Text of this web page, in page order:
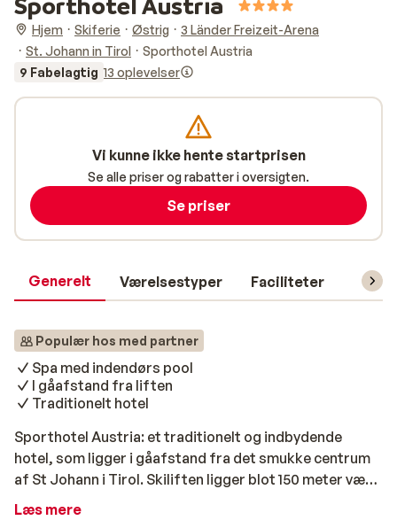
Hjem Skiferie Østrig
3 Länder Freizeit-Arena
St. Johann in Tirol
Sporthotel Austria
9 Fabelagtig 13 oplevelser
Generelt Værelsestyper Faciliteter
Populær hos med partner
Spa med indendørs pool
I gåafstand fra liften
Traditionelt hotel
Sporthotel Austria: et traditionelt og indbydende
hotel, som ligger i gåafstand fra det smukke centrum
af St Johann i Tirol. Skiliften ligger blot 150 meter væk.
Samtlige værelser er smukt indrettede og har eget
Læs mere
Vi kunne ikke hente startprisen
Se alle priser og rabatter i oversigten.
Se priser